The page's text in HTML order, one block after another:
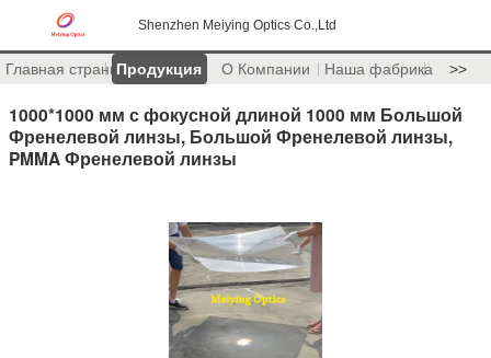
Shenzhen Meiying Optics Co.,Ltd
Главная страницаПродукция О Компании Наша фабрика >>
1000*1000 мм с фокусной длиной 1000 мм Большой
Френелевой линзы, Большой Френелевой линзы,
PMMA Френелевой линзы